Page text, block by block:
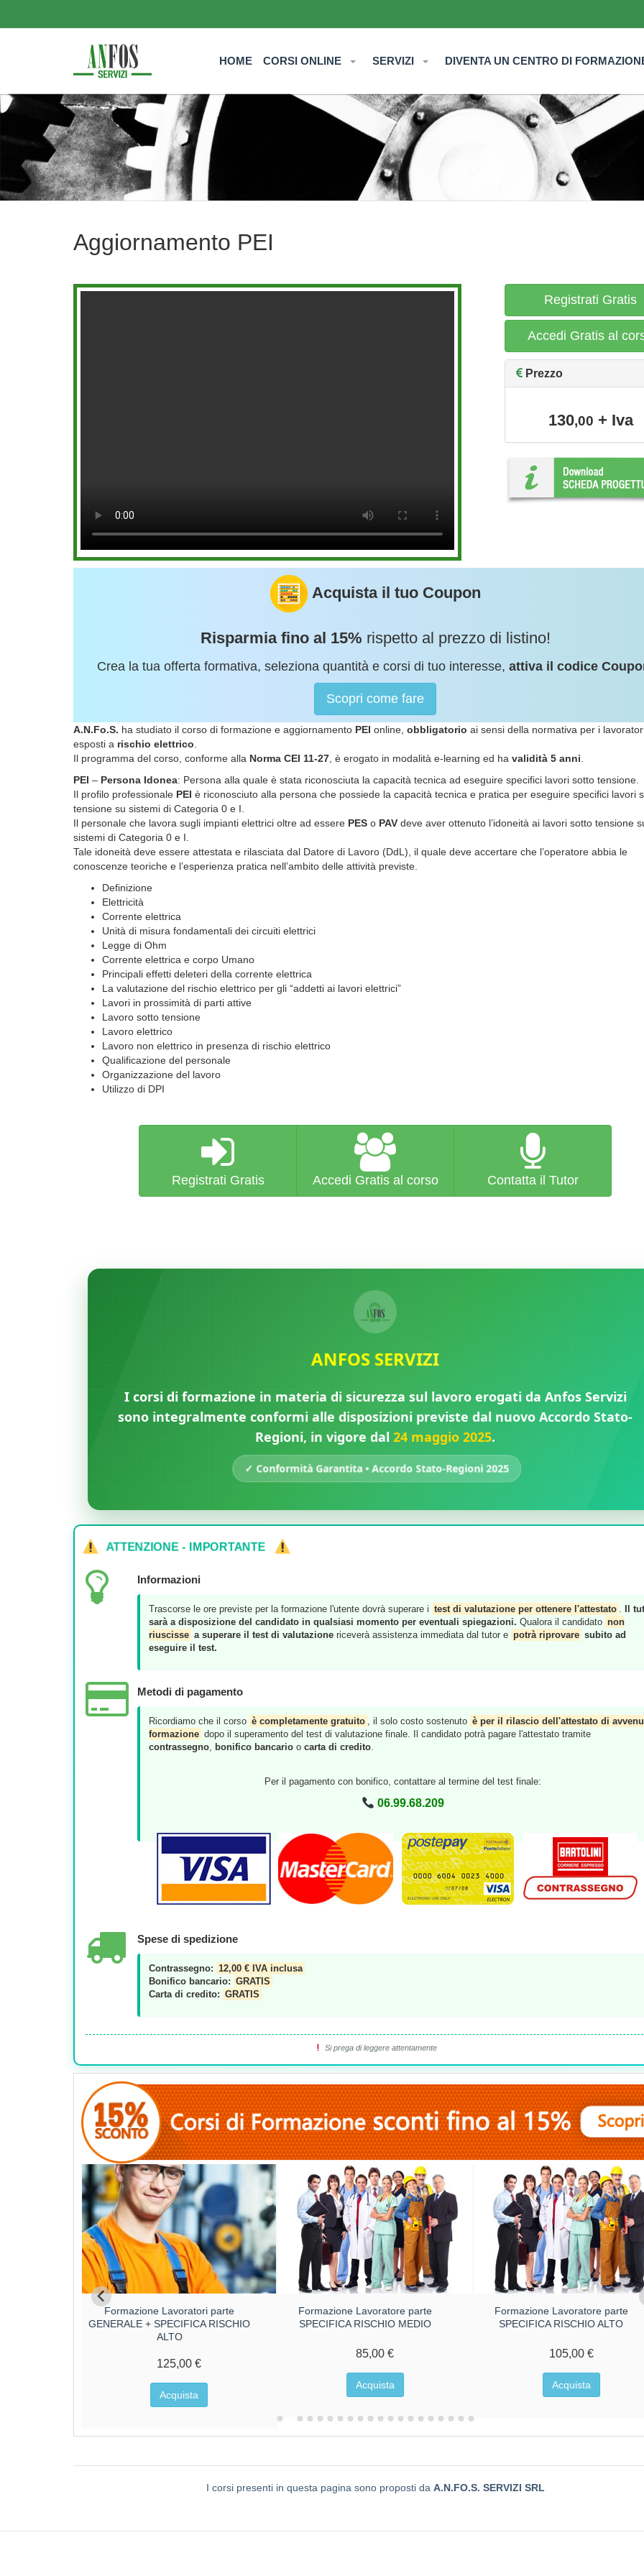
HOME CORSI ONLINE SERVIZI DIVENTA UN CENTRO DI
Aggiornamento PEI
Registrati Gratis
Accedi Gratis al
Prezzo
130,00 + Iva
Acquista il tuo Coupon
Risparmia fino al 15% rispetto al prezzo di listino!
Crea la tua offerta formativa, seleziona quantità e corsi di tuo interesse, attiva il codice
Scopri come fare
A.N.Fo.S. ha studiato il corso di formazione e aggiornamento PEI online, obbligatorio ai sensi della normativa per i
esposti a rischio elettrico
Il programma del corso, conforme alla Norma CEI 11-27 , è erogato in modalità e-learning ed ha validità 5 anni
PEI – Persona Idonea: Persona alla quale è stata riconosciuta la capacità tecnica ad eseguire specifici lavori sotto tensione.
Il profilo professionale PEI è riconosciuto alla persona che possiede la capacità tecnica e pratica per eseguire specifici lavori
tensione su sistemi di Categoria 0 e I.
Il personale che lavora sugli impianti elettrici oltre ad essere PES o PAV deve aver ottenuto l’idoneità ai lavori sotto tensione
sistemi di Categoria 0 e I.
Tale idoneità deve essere attestata e rilasciata dal Datore di Lavoro (DdL), il quale deve accertare che l’operatore abbia le
conoscenze teoriche e l’esperienza pratica nell’ambito delle attività previste.
Definizione
Elettricità
Corrente elettrica
Unità di misura fondamentali dei circuiti elettrici
Legge di Ohm
Corrente elettrica e corpo Umano
Principali effetti deleteri della corrente elettrica
La valutazione del rischio elettrico per gli “addetti ai lavori elettrici”
Lavori in prossimità di parti attive
Lavoro sotto tensione
Lavoro elettrico
Lavoro non elettrico in presenza di rischio elettrico
Qualificazione del personale
Organizzazione del lavoro
Utilizzo di DPI
Registrati Gratis Accedi Gratis al corso Contatta il Tutor
✓
ANFOS SERVIZI
I corsi di formazione in materia di sicurezza sul lavoro erogati da Anfos Servizi
sono integralmente conformi alle disposizioni previste dal nuovo Accordo Stato-
Regioni, in vigore dal 24 maggio 2025.
✓ Conformità Garantita • Accordo Stato-Regioni 2025
ATTENZIONE - IMPORTANTE
Informazioni
Trascorse le ore previste per la formazione l'utente dovrà superare i test di valutazione per ottenere l'attestato .
Il
sarà a disposizione del candidato in qualsiasi momento per eventuali spiegazioni. Qualora il candidato non
riuscisse a superare il test di valutazione riceverà assistenza immediata dal tutor e potrà riprovare subito ad
eseguire il test.
Metodi di pagamento
Ricordiamo che il corso è completamente gratuito , il solo costo sostenuto è per il rilascio dell'attestato di
formazione dopo il superamento del test di valutazione finale. Il candidato potrà pagare l'attestato tramite
contrassegno, bonifico bancario ocarta di credito.
Per il pagamento con bonifico, contattare al termine del test finale:
06.99.68.209
Spese di spedizione
Contrassegno: 12,00 € IVA inclusa
Bonifico bancario: GRATIS
Carta di credito: GRATIS
Si prega di leggere attentamente
Formazione Lavoratori parte
GENERALE + SPECIFICA RISCHIO
ALTO
125,00 €
Acquista
Formazione Lavoratore parte
SPECIFICA RISCHIO MEDIO
85,00 €
Acquista
Formazione Lavoratore parte
SPECIFICA RISCHIO ALTO
105,00 €
Acquista
I corsi presenti in questa pagina sono proposti da A.N.FO.S. SERVIZI SRL